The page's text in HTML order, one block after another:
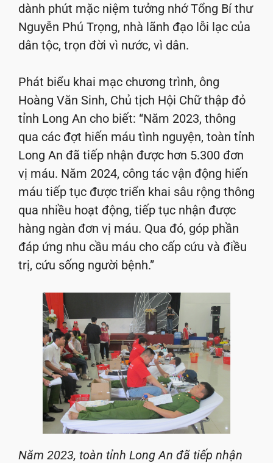
dành phút mặc niệm tưởng nhớ Tổng Bí thư
Nguyễn Phú Trọng, nhà lãnh đạo lỗi lạc của
dân tộc, trọn đời vì nước, vì dân.
Phát biểu khai mạc chương trình, ông
Hoàng Văn Sinh, Chủ tịch Hội Chữ thập đỏ
tỉnh Long An cho biết: “Năm 2023, thông
qua các đợt hiến máu tình nguyện, toàn tỉnh
Long An đã tiếp nhận được hơn 5.300 đơn
vị máu. Năm 2024, công tác vận động hiến
máu tiếp tục được triển khai sâu rộng thông
qua nhiều hoạt động, tiếp tục nhận được
hàng ngàn đơn vị máu. Qua đó, góp phần
đáp ứng nhu cầu máu cho cấp cứu và điều
trị, cứu sống người bệnh.”
Năm 2023, toàn tỉnh Long An đã tiếp nhận